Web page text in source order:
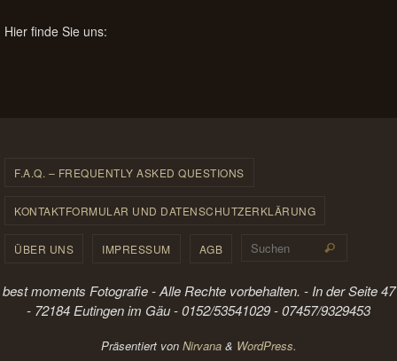
Hier finde Sie uns:
F.A.Q. – FREQUENTLY ASKED QUESTIONS
KONTAKTFORMULAR UND DATENSCHUTZERKLÄRUNG
ÜBER UNS IMPRESSUM AGB Suchen
best moments Fotografie - Alle Rechte vorbehalten. - In der Seite 47
- 72184 Eutingen im Gäu - 0152/53541029 - 07457/9329453
Präsentiert von Nirvana& WordPress.